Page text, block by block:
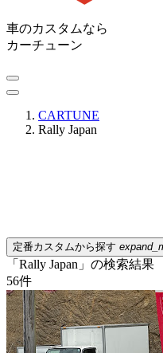
車のカスタムなら
カーチューン
CARTUNE
Rally Japan
定番カスタムから探す
「Rally Japan」の検索結果
56件